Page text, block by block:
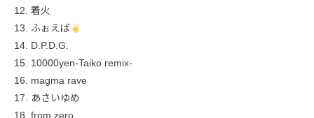
12. 着火
13. ふぉえば
14. D.P.D.G.
15. 10000yen-Taiko remix-
16. magma rave
17. あさいゆめ
18. from zero